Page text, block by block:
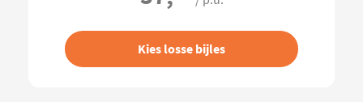
Kies losse bijles